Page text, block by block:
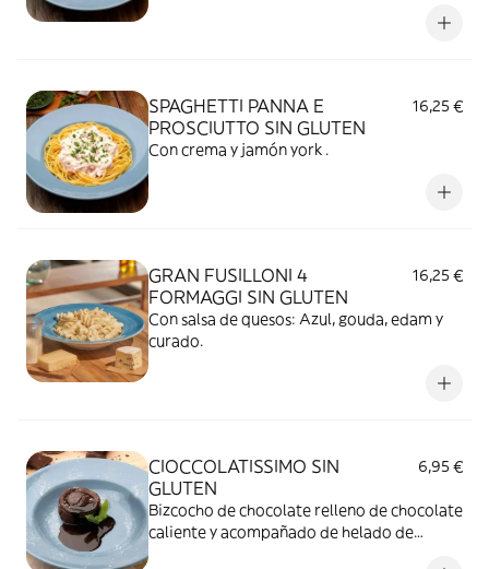
SPAGHETTI PANNA E
PROSCIUTTO SIN GLUTEN
16,25 €
Con crema y jamón york .
GRAN FUSILLONI 4
FORMAGGI SIN GLUTEN
16,25 €
Con salsa de quesos: Azul, gouda, edam y
curado.
CIOCCOLATISSIMO SIN
GLUTEN
6,95 €
Bizcocho de chocolate relleno de chocolate
caliente y acompañado de helado de